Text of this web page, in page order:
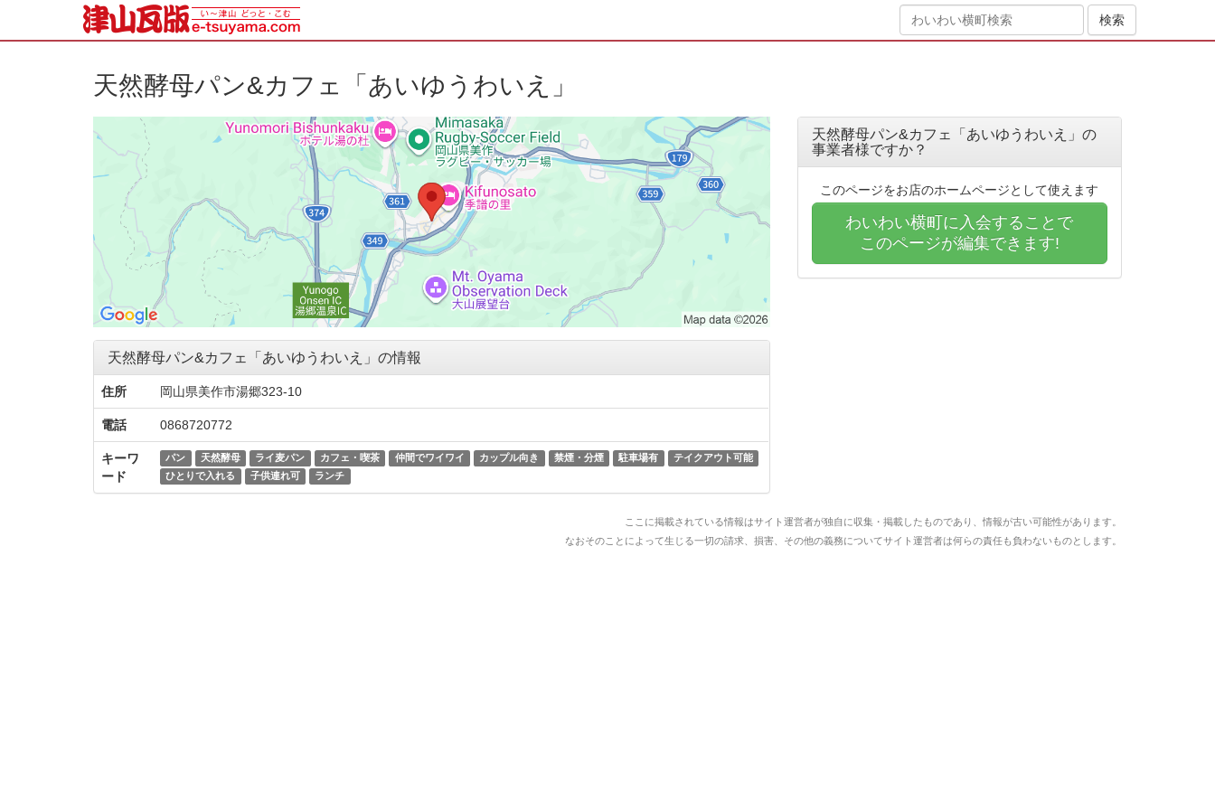
天然酵母パン&カフェ「あいゆうわいえ」
天然酵母パン&カフェ「あいゆうわいえ」の情報
住所 岡山県美作市湯郷323-10
電話 0868720772
キーワ
ード
パン 天然酵母 ライ麦パン カフェ・喫茶 仲間でワイワイ カップル向き 禁煙・分煙 駐車場有
テイクアウト可能
ひとりで入れる
子供連れ可 ランチ
天然酵母パン&カフェ「あいゆうわいえ」の
事業者様ですか？
このページをお店のホームページとして使えます
わいわい横町に入会することで
このページが編集できます!
ここに掲載されている情報はサイト運営者が独自に収集・掲載したものであり、情報が古い可能性があります。
なおそのことによって生じる一切の請求、損害、その他の義務についてサイト運営者は何らの責任も負わないものとします。